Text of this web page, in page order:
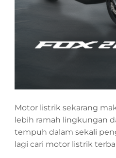
Motor listrik sekarang
lebih ramah lingkungan
tempuh dalam sekali
lagi cari motor listrik